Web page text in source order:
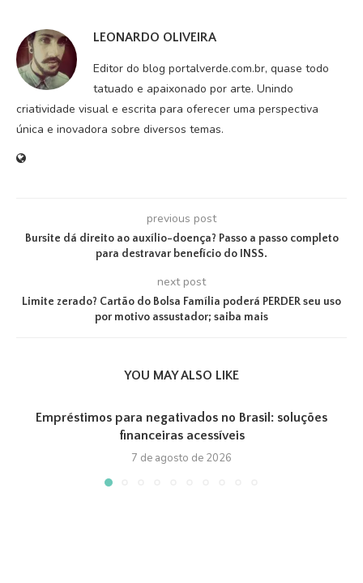
LEONARDO OLIVEIRA
Editor do blog portalverde.com.br, quase todo
tatuado e apaixonado por arte. Unindo
criatividade visual e escrita para oferecer uma perspectiva
única e inovadora sobre diversos temas.
previous post
Bursite dá direito ao auxílio-doença? Passo a passo completo
para destravar benefício do INSS.
next post
Limite zerado? Cartão do Bolsa Família poderá PERDER seu uso
por motivo assustador; saiba mais
YOU MAY ALSO LIKE
Empréstimos para negativados no Brasil: soluções
financeiras acessíveis
7 de agosto de 2026